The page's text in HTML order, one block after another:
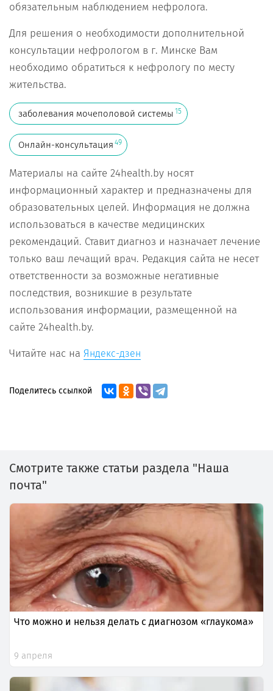
обязательным наблюдением нефролога.
Для решения о необходимости дополнительной
консультации нефрологом в г. Минске Вам
необходимо обратиться к нефрологу по месту
жительства.
заболевания мочеполовой системы 15
Онлайн-консультация 49
Материалы на сайте 24health.by носят
информационный характер и предназначены для
образовательных целей. Информация не должна
использоваться в качестве медицинских
рекомендаций. Ставит диагноз и назначает лечение
только ваш лечащий врач. Редакция сайта не несет
ответственности за возможные негативные
последствия, возникшие в результате
использования информации, размещенной на
сайте 24health.by.
Читайте нас на Яндекс-дзен
Поделитесь ссылкой
Смотрите также статьи раздела "Наша
почта"
Что можно и нельзя делать с диагнозом «глаукома»
9 апреля